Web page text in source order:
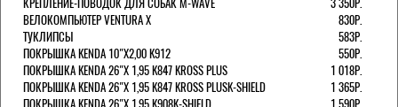
ВЕЛОКОМПЬЮТЕР VENTURA Х
830Р.
ТУКЛИПСЫ
583Р.
ПОКРЫШКА KENDA 10"Х2,00 K912
550Р.
ПОКРЫШКА KENDA 26"Х 1,95 K847 KROSS PLUS
1 018Р.
ПОКРЫШКА KENDA 26"Х 1,95 K847 KROSS PLUSK-SHIELD
1 365Р.
ПОКРЫШКА KENDA 26"Х 1,95 K908K-SHIELD
1 590Р.